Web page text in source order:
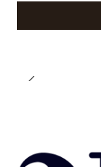
Muitos
de alça larga